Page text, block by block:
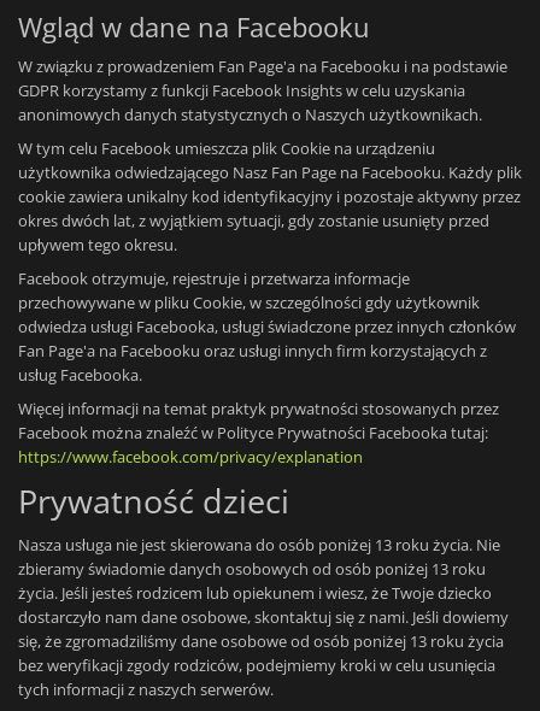
Wgląd w dane na Facebooku
W związku z prowadzeniem Fan Page'a na Facebooku i na podstawie
GDPR korzystamy z funkcji Facebook Insights w celu uzyskania
anonimowych danych statystycznych o Naszych użytkownikach.
W tym celu Facebook umieszcza plik Cookie na urządzeniu
użytkownika odwiedzającego Nasz Fan Page na Facebooku. Każdy plik
cookie zawiera unikalny kod identyfikacyjny i pozostaje aktywny przez
okres dwóch lat, z wyjątkiem sytuacji, gdy zostanie usunięty przed
upływem tego okresu.
Facebook otrzymuje, rejestruje i przetwarza informacje
przechowywane w pliku Cookie, w szczególności gdy użytkownik
odwiedza usługi Facebooka, usługi świadczone przez innych członków
Fan Page'a na Facebooku oraz usługi innych firm korzystających z
usług Facebooka.
Więcej informacji na temat praktyk prywatności stosowanych przez
Facebook można znaleźć w Polityce Prywatności Facebooka tutaj:
https://www.facebook.com/privacy/explanation
Prywatność dzieci
Nasza usługa nie jest skierowana do osób poniżej 13 roku życia. Nie
zbieramy świadomie danych osobowych od osób poniżej 13 roku
życia. Jeśli jesteś rodzicem lub opiekunem i wiesz, że Twoje dziecko
dostarczyło nam dane osobowe, skontaktuj się z nami. Jeśli dowiemy
się, że zgromadziliśmy dane osobowe od osób poniżej 13 roku życia
bez weryfikacji zgody rodziców, podejmiemy kroki w celu usunięcia
tych informacji z naszych serwerów.